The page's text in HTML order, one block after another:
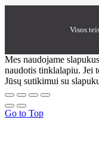
Visos
Mes naudojame
naudotis tinklalapiu. Jei
Jūsų sutikimui su
Go to Top